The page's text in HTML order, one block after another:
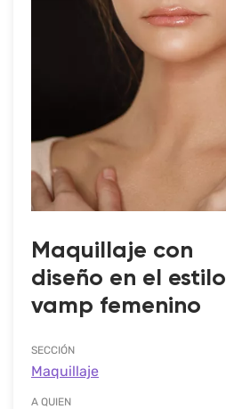
Maquillaje con
diseño en el estilo
vamp femenino
SECCIÓN
Maquillaje
A QUIEN